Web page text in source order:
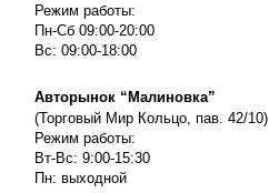
Режим работы:
Пн-Сб 09:00-20:00
Вс: 09:00-18:00
Авторынок “Малиновка”
(Торговый Мир Кольцо, пав. 42/10)
Режим работы:
Вт-Вс: 9:00-15:30
Пн: выходной